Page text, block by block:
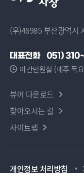
(우)46985 부산광역시
대표전화
051)
야간민원실 (매주 목
뷰어 다운로드
찾아오시는 길
사이트맵
개인정보 처리방침